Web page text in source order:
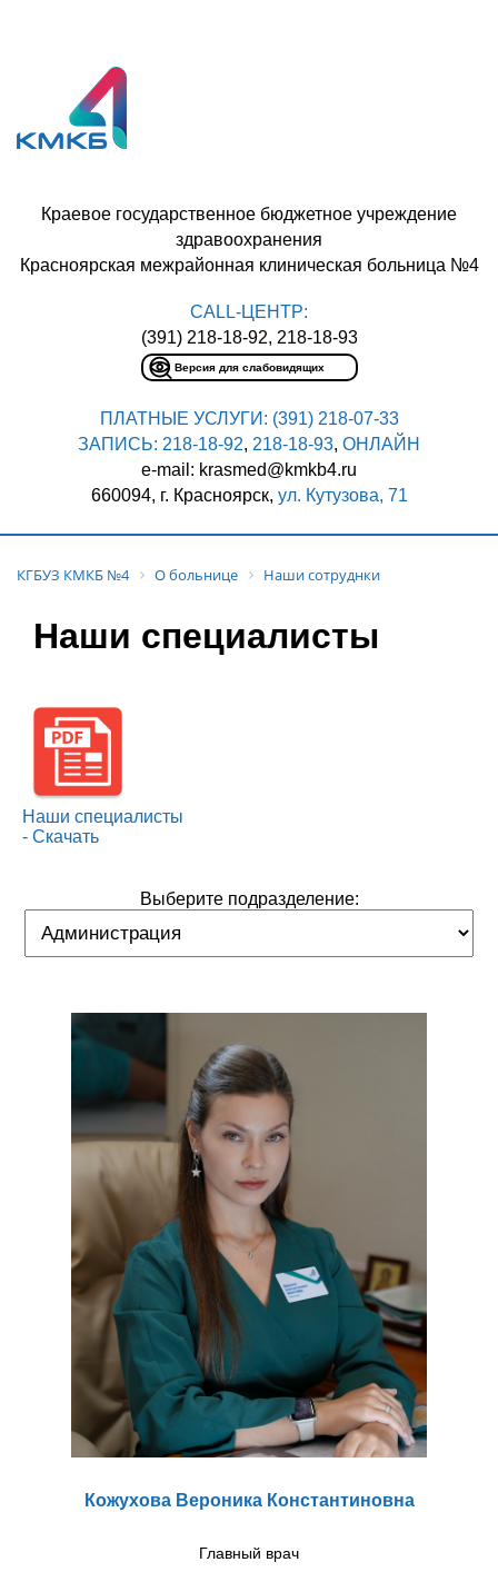
CALL-ЦЕНТР:
(391) 218-18-92, 218-18-93
Версия для слабовидящих
Краевое государственное бюджетное учреждение
здравоохранения
Красноярская межрайонная клиническая больница №4
ПЛАТНЫЕ УСЛУГИ: (391) 218-07-33
ЗАПИСЬ: 218-18-92, 218-18-93, ОНЛАЙН
e-mail: krasmed@kmkb4.ru
660094, г. Красноярск, ул. Кутузова, 71
КГБУЗ КМКБ №4 О больнице Наши сотруднки
Наши специалисты
Наши специалисты
- Скачать
Выберите подразделение:
Кожухова Вероника Константиновна
Главный врач